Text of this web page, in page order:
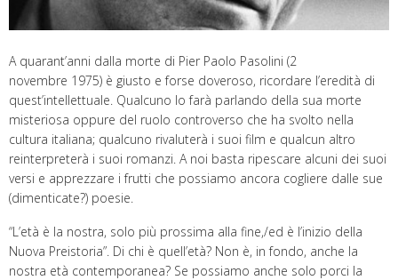
A quarant’anni dalla morte di Pier Paolo Pasolini (2
novembre 1975) è giusto e forse doveroso, ricordare l’eredità di
quest’intellettuale. Qualcuno lo farà parlando della sua morte
misteriosa oppure del ruolo controverso che ha svolto nella
cultura italiana; qualcuno rivaluterà i suoi film e qualcun altro
reinterpreterà i suoi romanzi. A noi basta ripescare alcuni dei suoi
versi e apprezzare i frutti che possiamo ancora cogliere dalle sue
(dimenticate?) poesie.
“L’età è la nostra, solo più prossima alla fine,/ed è l’inizio della
Nuova Preistoria”. Di chi è quell’età? Non è, in fondo, anche la
nostra età contemporanea? Se possiamo anche solo porci la